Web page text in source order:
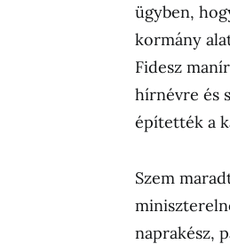
ügyben,
kormány
Fidesz
hírnévre és
építették a
Szem
naprakész,